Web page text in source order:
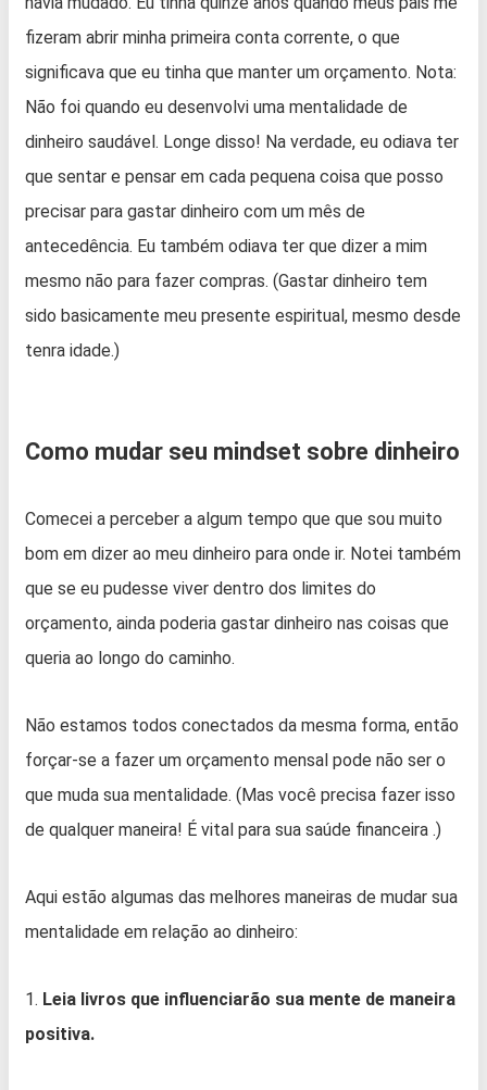
fizeram abrir minha primeira conta corrente, o que
significava que eu tinha que manter um orçamento. Nota:
Não foi quando eu desenvolvi uma mentalidade de
dinheiro saudável. Longe disso! Na verdade, eu odiava ter
que sentar e pensar em cada pequena coisa que posso
precisar para gastar dinheiro com um mês de
antecedência. Eu também odiava ter que dizer a mim
mesmo não para fazer compras. (Gastar dinheiro tem
sido basicamente meu presente espiritual, mesmo desde
tenra idade.)
Como mudar seu mindset sobre dinheiro
Comecei a perceber a algum tempo que que sou muito
bom em dizer ao meu dinheiro para onde ir. Notei também
que se eu pudesse viver dentro dos limites do
orçamento, ainda poderia gastar dinheiro nas coisas que
queria ao longo do caminho.
Não estamos todos conectados da mesma forma, então
forçar-se a fazer um orçamento mensal pode não ser o
que muda sua mentalidade. (Mas você precisa fazer isso
de qualquer maneira! É vital para sua saúde financeira .)
Aqui estão algumas das melhores maneiras de mudar sua
mentalidade em relação ao dinheiro:
1. Leia livros que influenciarão sua mente de maneira
positiva.